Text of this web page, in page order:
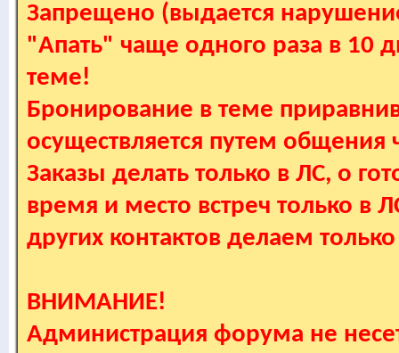
Запрещено (выдается
"Апать" чаще одного раза в 10
теме!
Бронирование в теме
осуществляется путем
Заказы делать только в ЛС, о
время и место встреч только в
других контактов делаем
ВНИМАНИЕ!
Администрация форума не